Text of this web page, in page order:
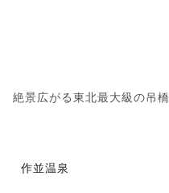
絶景広がる東北最大級の吊橋
作並温泉